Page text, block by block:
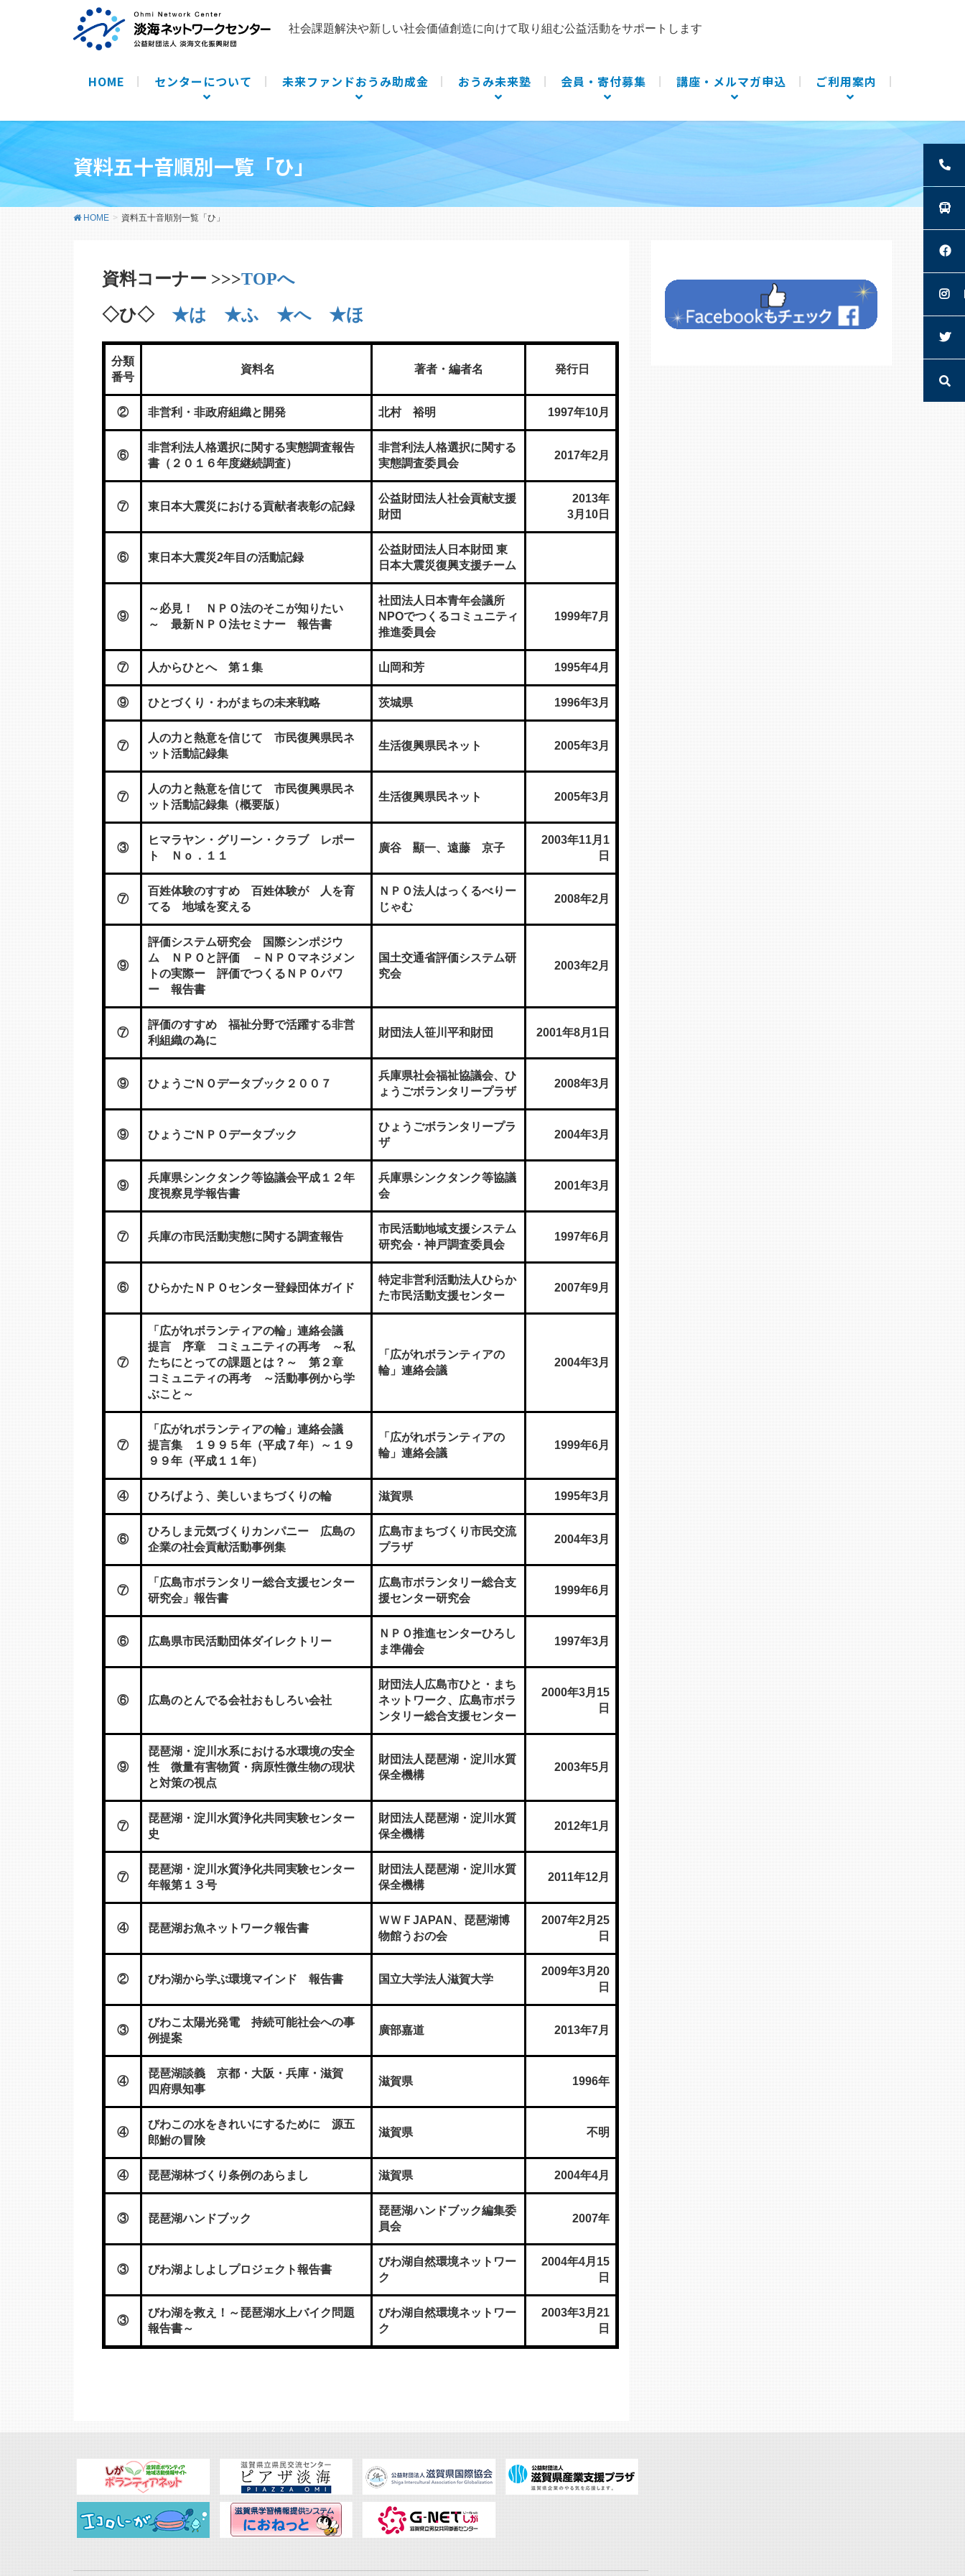
社会課題解決や新しい社会価値創造に向けて取り組む公益活動をサポートします
HOME センターについて 未来ファンドおうみ助成金 おうみ未来塾 会員・寄付募集 講座・メルマガ申込 ご利用案内
資料五十音順別一覧「ひ」
HOME 資料五十音順別一覧「ひ」
資料コーナー >>>TOPへ
◇ひ◇ ★は ★ふ ★へ ★ほ
分類
番号
資料名 著者・編者名 発行日
② 非営利・非政府組織と開発 北村 裕明 1997年10月
⑥
非営利法人格選択に関する実態調査報告
書（２０１６年度継続調査）
非営利法人格選択に関する
実態調査委員会
2017年2月
⑦ 東日本大震災における貢献者表彰の記録
公益財団法人社会貢献支援
財団
2013年
3月10日
⑥ 東日本大震災2年目の活動記録
公益財団法人日本財団 東
日本大震災復興支援チーム
⑨
～必見！ ＮＰＯ法のそこが知りたい
～ 最新ＮＰＯ法セミナー 報告書
社団法人日本青年会議所
NPOでつくるコミュニティ
推進委員会
1999年7月
⑦ 人からひとへ 第１集 山岡和芳 1995年4月
⑨ ひとづくり・わがまちの未来戦略 茨城県 1996年3月
⑦
人の力と熱意を信じて 市民復興県民ネ
ット活動記録集
生活復興県民ネット 2005年3月
⑦
人の力と熱意を信じて 市民復興県民ネ
ット活動記録集（概要版）
生活復興県民ネット 2005年3月
③
ヒマラヤン・グリーン・クラブ レポー
ト Ｎｏ．１１
廣谷 顯一、遠藤 京子
2003年11月1
日
⑦
百姓体験のすすめ 百姓体験が 人を育
てる 地域を変える
ＮＰＯ法人はっくるべりー
じゃむ
2008年2月
⑨
評価システム研究会 国際シンポジウ
ム ＮＰＯと評価 －ＮＰＯマネジメン
トの実際ー 評価でつくるＮＰＯパワ
ー 報告書
国土交通省評価システム研
究会
2003年2月
⑦
評価のすすめ 福祉分野で活躍する非営
利組織の為に
財団法人笹川平和財団 2001年8月1日
⑨ ひょうごＮＯデータブック２００７
兵庫県社会福祉協議会、ひ
ょうごボランタリープラザ
2008年3月
⑨ ひょうごＮＰＯデータブック
ひょうごボランタリープラ
ザ
2004年3月
⑨
兵庫県シンクタンク等協議会平成１２年
度視察見学報告書
兵庫県シンクタンク等協議
会
2001年3月
⑦ 兵庫の市民活動実態に関する調査報告
市民活動地域支援システム
研究会・神戸調査委員会
1997年6月
⑥ ひらかたＮＰＯセンター登録団体ガイド
特定非営利活動法人ひらか
た市民活動支援センター
2007年9月
⑦
「広がれボランティアの輪」連絡会議
提言 序章 コミュニティの再考 ～私
たちにとっての課題とは？～ 第２章
コミュニティの再考 ～活動事例から学
ぶこと～
「広がれボランティアの
輪」連絡会議
2004年3月
⑦
「広がれボランティアの輪」連絡会議
提言集 １９９５年（平成７年）～１９
９９年（平成１１年）
「広がれボランティアの
輪」連絡会議
1999年6月
④ ひろげよう、美しいまちづくりの輪 滋賀県 1995年3月
⑥
ひろしま元気づくりカンパニー 広島の
企業の社会貢献活動事例集
広島市まちづくり市民交流
プラザ
2004年3月
⑦
「広島市ボランタリー総合支援センター
研究会」報告書
広島市ボランタリー総合支
援センター研究会
1999年6月
⑥ 広島県市民活動団体ダイレクトリー
ＮＰＯ推進センターひろし
ま準備会
1997年3月
⑥ 広島のとんでる会社おもしろい会社
財団法人広島市ひと・まち
ネットワーク、広島市ボラ
ンタリー総合支援センター
2000年3月15
日
⑨
琵琶湖・淀川水系における水環境の安全
性 微量有害物質・病原性微生物の現状
と対策の視点
財団法人琵琶湖・淀川水質
保全機構
2003年5月
⑦
琵琶湖・淀川水質浄化共同実験センター
史
財団法人琵琶湖・淀川水質
保全機構
2012年1月
⑦
琵琶湖・淀川水質浄化共同実験センター
年報第１３号
財団法人琵琶湖・淀川水質
保全機構
2011年12月
④ 琵琶湖お魚ネットワーク報告書
ＷＷＦJAPAN、琵琶湖博
物館うおの会
2007年2月25
日
② びわ湖から学ぶ環境マインド 報告書 国立大学法人滋賀大学
2009年3月20
日
③
びわこ太陽光発電 持続可能社会への事
例提案
廣部嘉道 2013年7月
④
琵琶湖談義 京都・大阪・兵庫・滋賀
四府県知事
滋賀県 1996年
④
びわこの水をきれいにするために 源五
郎鮒の冒険
滋賀県 不明
④ 琵琶湖林づくり条例のあらまし 滋賀県 2004年4月
③ 琵琶湖ハンドブック
琵琶湖ハンドブック編集委
員会
2007年
③ びわ湖よしよしプロジェクト報告書
びわ湖自然環境ネットワー
ク
2004年4月15
日
③
びわ湖を救え！～琵琶湖水上バイク問題
報告書～
びわ湖自然環境ネットワー
ク
2003年3月21
日